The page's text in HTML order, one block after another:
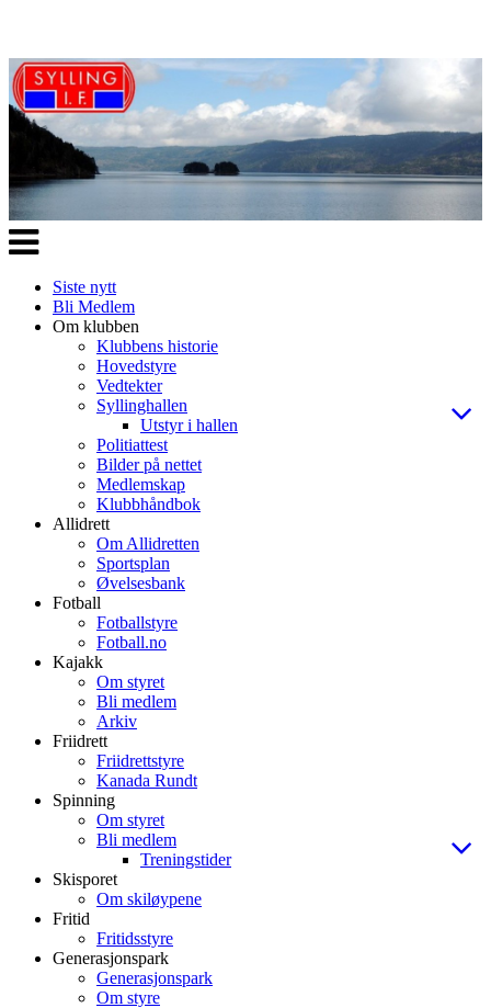
Veksle
navigasjon
Siste nytt
Bli Medlem
Om klubben
Klubbens historie
Hovedstyre
Vedtekter
Syllinghallen
Utstyr i hallen
Politiattest
Bilder på nettet
Medlemskap
Klubbhåndbok
Allidrett
Om Allidretten
Sportsplan
Øvelsesbank
Fotball
Fotballstyre
Fotball.no
Kajakk
Om styret
Bli medlem
Arkiv
Friidrett
Friidrettstyre
Kanada Rundt
Spinning
Om styret
Bli medlem
Treningstider
Skisporet
Om skiløypene
Fritid
Fritidsstyre
Generasjonspark
Generasjonspark
Om styre